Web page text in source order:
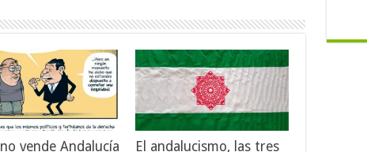
vende Andalucía
El andalucismo, las tres